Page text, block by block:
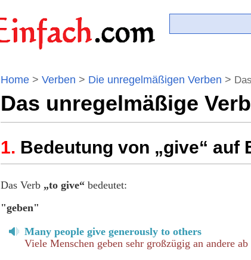
Home > Verben > Die unregelmäßigen Verben >
Das unregelmäßige
Bedeutung von „give“ auf
Das Verb „to give“ bedeutet:
"geben"
Many people give generously to others
Viele Menschen geben sehr großzügig an andere ab